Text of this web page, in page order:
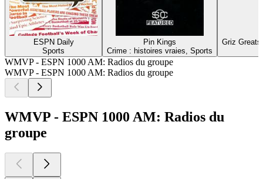
ESPN Daily
Sports
Pin Kings
Crime : histoires vraies, Sports
Griz
WMVP - ESPN 1000 AM: Radios du groupe
WMVP - ESPN 1000 AM: Radios du groupe
WMVP - ESPN 1000 AM: Radios du
groupe